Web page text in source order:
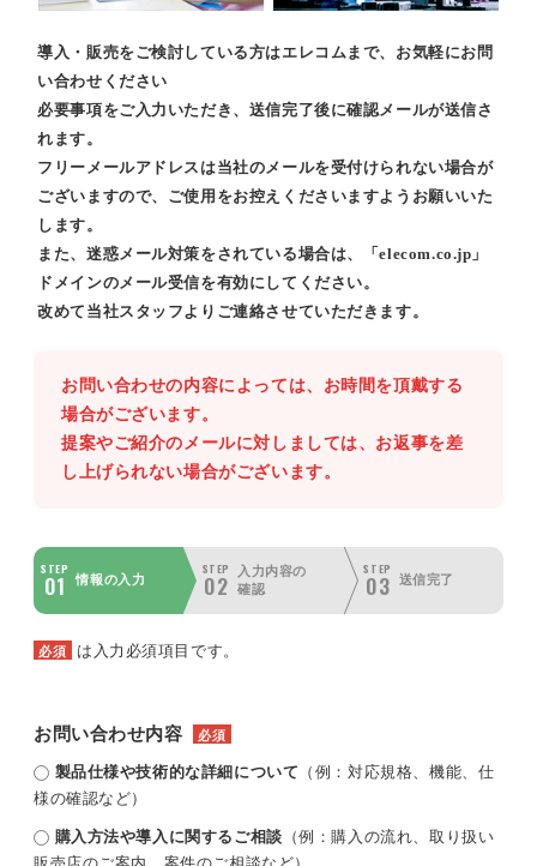
導入・販売をご検討している方はエレコムまで、お気軽にお問
い合わせください
必要事項をご入力いただき、送信完了後に確認メールが送信さ
れます。
フリーメールアドレスは当社のメールを受付けられない場合が
ございますので、ご使用をお控えくださいますようお願いいた
します。
また、迷惑メール対策をされている場合は、「elecom.co.jp」
ドメインのメール受信を有効にしてください。
改めて当社スタッフよりご連絡させていただきます。
お問い合わせの内容によっては、お時間を頂戴する
場合がございます。
提案やご紹介のメールに対しましては、お返事を差
し上げられない場合がございます。
STEP
01 情報の入力
STEP
02
入力内容の
確認
STEP
03 送信完了
必須 は入力必須項目です。
お問い合わせ内容 必須
製品仕様や技術的な詳細について （例：対応規格、機能、仕
様の確認など）
購入方法や導入に関するご相談 （例：購入の流れ、取り扱い